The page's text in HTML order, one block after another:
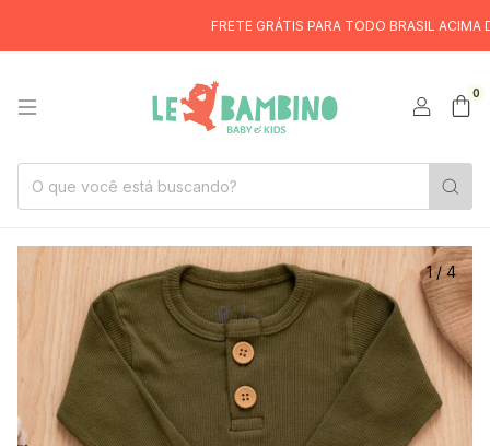
FRETE GRÁTIS PARA TODO BRASIL ACIMA DE
0
1/4